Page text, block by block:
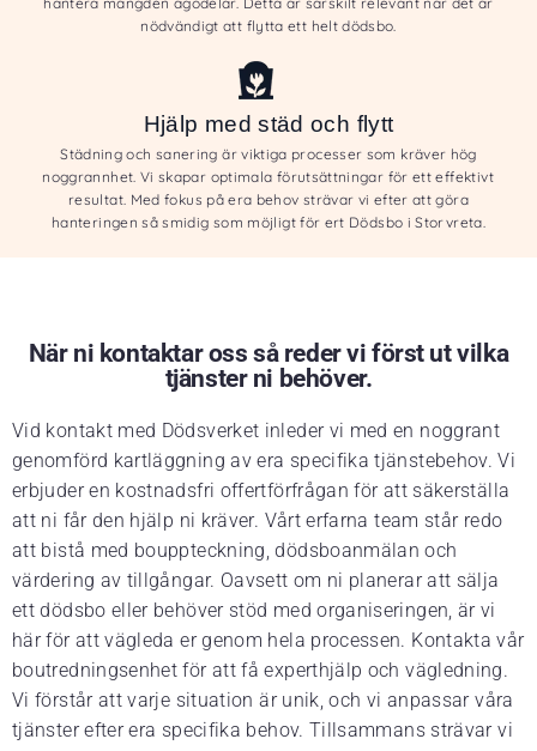
nödvändigt att flytta ett helt dödsbo.
Hjälp med städ och flytt
Städning och sanering är viktiga processer som kräver hög
noggrannhet. Vi skapar optimala förutsättningar för ett effektivt
resultat. Med fokus på era behov strävar vi efter att göra
hanteringen så smidig som möjligt för ert Dödsbo i Storvreta.
När ni kontaktar oss så reder vi först ut vilka
tjänster ni behöver.
Vid kontakt med Dödsverket inleder vi med en noggrant
genomförd kartläggning av era specifika tjänstebehov. Vi
erbjuder en kostnadsfri offertförfrågan för att säkerställa
att ni får den hjälp ni kräver. Vårt erfarna team står redo
att bistå med bouppteckning, dödsboanmälan och
värdering av tillgångar. Oavsett om ni planerar att sälja
ett dödsbo eller behöver stöd med organiseringen, är vi
här för att vägleda er genom hela processen. Kontakta vår
boutredningsenhet för att få experthjälp och vägledning.
Vi förstår att varje situation är unik, och vi anpassar våra
tjänster efter era specifika behov. Tillsammans strävar vi